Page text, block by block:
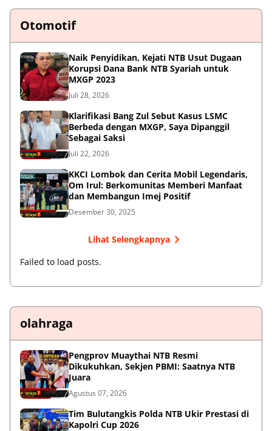
Otomotif
Naik Penyidikan, Kejati NTB Usut Dugaan
Korupsi Dana Bank NTB Syariah untuk
MXGP 2023
Juli 28, 2026
Klarifikasi Bang Zul Sebut Kasus LSMC
Berbeda dengan MXGP, Saya Dipanggil
Sebagai Saksi
Juli 22, 2026
KKCI Lombok dan Cerita Mobil Legendaris,
Om Irul: Berkomunitas Memberi Manfaat
dan Membangun Imej Positif
Desember 30, 2025
Lihat Selengkapnya
Failed to load posts.
olahraga
Pengprov Muaythai NTB Resmi
Dikukuhkan, Sekjen PBMI: Saatnya NTB
Juara
Agustus 07, 2026
Tim Bulutangkis Polda NTB Ukir Prestasi di
Kapolri Cup 2026